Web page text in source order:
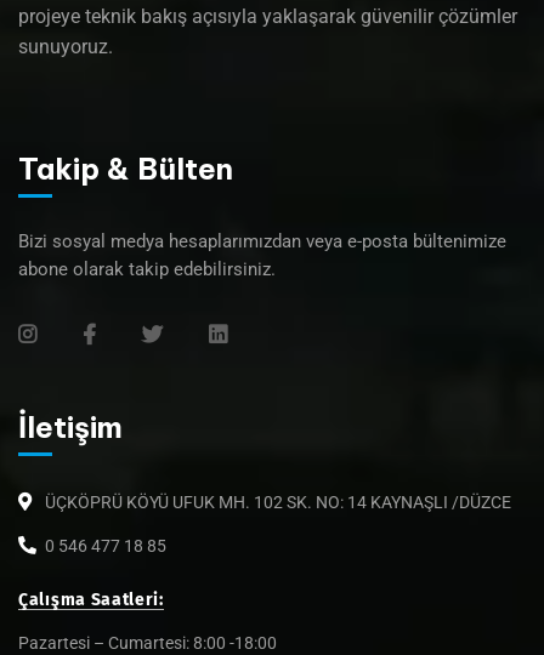
projeye teknik bakış açısıyla yaklaşarak güvenilir çözümler
sunuyoruz.
Takip & Bülten
Bizi sosyal medya hesaplarımızdan veya e-posta bültenimize
abone olarak takip edebilirsiniz.
İletişim
ÜÇKÖPRÜ KÖYÜ UFUK MH. 102 SK. NO: 14 KAYNAŞLI /DÜZCE
0 546 477 18 85
Çalışma Saatleri:
Pazartesi – Cumartesi: 8:00 -18:00